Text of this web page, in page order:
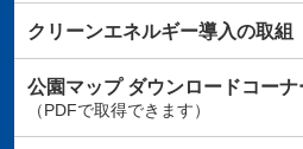
クリーンエネルギー導入の取組
公園マップダウンロードコーナ
（PDFで取得できます）